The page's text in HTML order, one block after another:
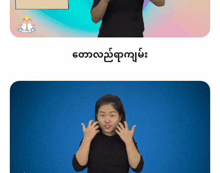
တောလည်ရာကျမ်း